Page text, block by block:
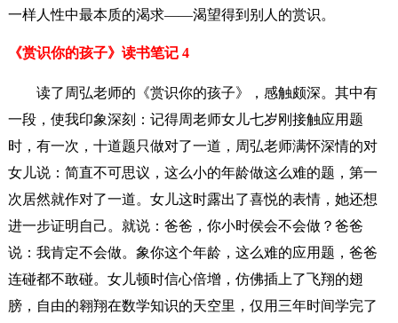
一样人性中最本质的渴求——渴望得到别人的赏识。
《赏识你的孩子》读书笔记 4
读了周弘老师的《赏识你的孩子》，感触颇深。其中有
一段，使我印象深刻：记得周老师女儿七岁刚接触应用题
时，有一次，十道题只做对了一道，周弘老师满怀深情的对
女儿说：简直不可思议，这么小的年龄做这么难的题，第一
次居然就作对了一道。女儿这时露出了喜悦的表情，她还想
进一步证明自己。就说：爸爸，你小时侯会不会做？爸爸
说：我肯定不会做。象你这个年龄，这么难的应用题，爸爸
连碰都不敢碰。女儿顿时信心倍增，仿佛插上了飞翔的翅
膀，自由的翱翔在数学知识的天空里，仅用三年时间学完了